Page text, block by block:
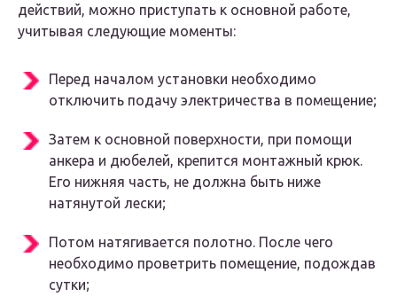
действий, можно приступать к основной работе,
учитывая следующие моменты:
Перед началом установки необходимо
отключить подачу электричества в помещение;
Затем к основной поверхности, при помощи
анкера и дюбелей, крепится монтажный крюк.
Его нижняя часть, не должна быть ниже
натянутой лески;
Потом натягивается полотно. После чего
необходимо проветрить помещение, подождав
сутки;